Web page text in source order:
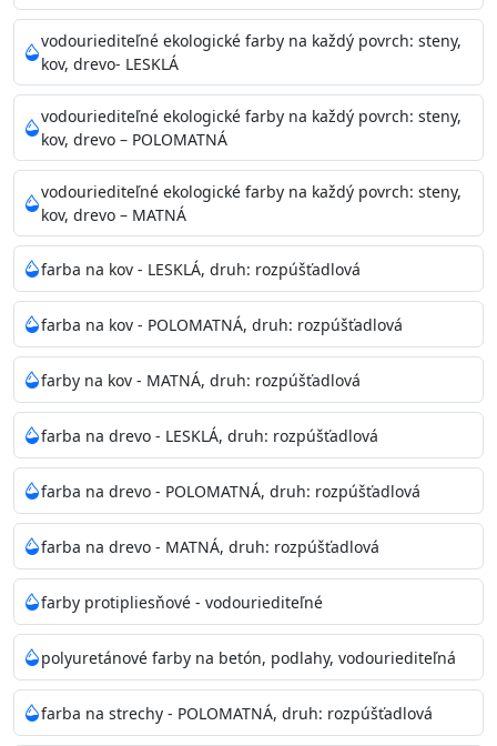
vysokými nárokmi na hygienickú čistotu ako sú
nemocnice, pôrodnice, operačné
sály, potravinárske priestory, detské izby, školy,
škôlky, telocvične, a samozrejme je
vhodná aj do bežných priestorov. Je plne umývateľná
(trieda 2 podľa EN 13300) pri
zachovaní priedušnosti vodných pár z natretých
povrchov. Má vynikajúcu kryciu schopnosť,
vysokú výdatnosť a výborný rozliv. Je možné ju tónovať v
bohatej škále odtieňov.
Odtieň: Biela + je možné tónovať podľa RAL, NCS,
Pantone
Informácie k aplikácií
Pred použitím farbu narieďte do 10% vodou podľa
spôsobu aplikácie. Dobre premiešajte a občas opakujte
aj počas náteru. Naneste jednu
vrstvu štetcom, valčekom alebo striekacou pištoľou
farba zasychá na dotyk po 30-60min./23°C po
dokonalom preschnutí minimálne 3-
4hod/23°C je možné aplikovať ďalšiu vrstvu náteru.
Doba schnutia je závislá na poveternostných
podmienkach s vyššou vlhkosťou a nižšou
teplotou sa doba schnutia predlžuje.
vodouriediteľné ekologické farby na každý povrch: steny,
kov, drevo- LESKLÁ
vodouriediteľné ekologické farby na každý povrch: steny,
kov, drevo – POLOMATNÁ
vodouriediteľné ekologické farby na každý povrch: steny,
kov, drevo – MATNÁ
farba na kov - LESKLÁ, druh: rozpúšťadlová
farba na kov - POLOMATNÁ, druh: rozpúšťadlová
farby na kov - MATNÁ, druh: rozpúšťadlová
farba na drevo - LESKLÁ, druh: rozpúšťadlová
farba na drevo - POLOMATNÁ, druh: rozpúšťadlová
farba na drevo - MATNÁ, druh: rozpúšťadlová
farby protipliesňové - vodouriediteľné
polyuretánové farby na betón, podlahy, vodouriediteľná
farba na strechy - POLOMATNÁ, druh: rozpúšťadlová